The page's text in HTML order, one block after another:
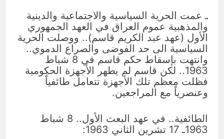
ـ عمت الحرية السياسية والاجتماعية والدينية
والمذهبية عموم العراق في العهد الجمهوري
الأول (عهد عبد الكريم قاسم).. ووصلت الحرية
السياسية الى حد الفوضى والصراع الدموي..
وانتهت بإسقاط حكم قاسم في 8 شباط
1963.. لكن قاسم لم يطهر الأجهزة الحكومية
فظلت معظم تلك الأجهزة تتعامل طائفياً
وعنصرياً مع المراجعين.
الطائفية.. في عهد البعث الأول.. 8 شباط
1963ـ 17 تشرين الثاني 1963: